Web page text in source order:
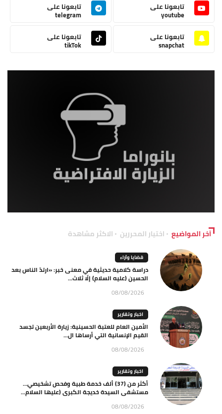
تابعونا على
youtube
تابعونا على
telegram
تابعونا على
snapchat
تابعونا على
tikTok
آخر المواضيع اختيار المحررين الاكثر مشاهدة
قضايا وآراء
دراسة كلامية حديثية في معنى خبر: «ارتدّ الناس بعد
الحسين (عليه السلام) إلّا ثلاث...
08/08/2026
اخبار وتقارير
الأمين العام للعتبة الحسينية: زيارة الأربعين تجسد
القيم الإنسانية التي أرساها ال...
08/08/2026
اخبار وتقارير
أكثر من (37) ألف خدمة طبية وفحص تشخيصي…
مستشفى السيدة خديجة الكبرى (عليها السلام...
08/08/2026